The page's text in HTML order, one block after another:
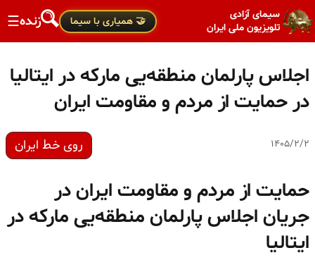
سیمای آزادی
تلویزیون ملی ایران
🤝 همیاری با سیما زنده☰
اجلاس پارلمان منطقه‌یی مارکه در ایتالیا
در حمایت از مردم و مقاومت ایران
۱۴۰۵/۲/۲ روی خط ایران
حمایت از مردم و مقاومت ایران در
جریان اجلاس پارلمان منطقه‌یی مارکه در
ایتالیا